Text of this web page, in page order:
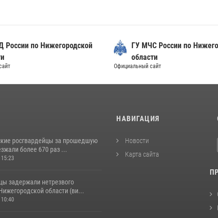
России по Нижегородской
ГУ МЧС России по
области
Официальный сайт
росгвардейцы за прошедшую
более 670 раз ...
задержали нетрезвого
области (ви...
НАВИГАЦИЯ
Новости
Карта сайта